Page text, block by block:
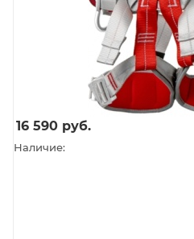
16 590 руб.
Наличие: